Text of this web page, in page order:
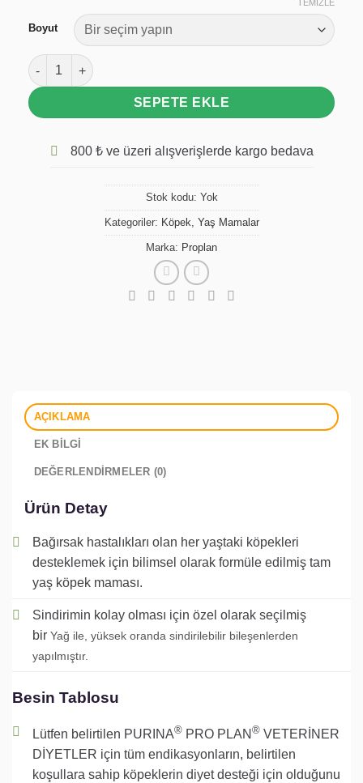
Boyut
TEMIZLE
​PURINA® PRO PLAN® VETERINARY DIETS Canine EN
SEPETE EKLE
800 ₺ ve üzeri alışverişlerde kargo bedava
Stok kodu: Yok
Kategoriler: Köpek, Yaş Mamalar
Marka: Proplan
AÇIKLAMA
EK BILGI
DEĞERLENDIRMELER (0)
Ürün Detay
Bağırsak hastalıkları olan her yaştaki köpekleri
desteklemek için bilimsel olarak formüle edilmiş tam
yaş köpek maması.
Sindirimin kolay olması için özel olarak seçilmiş
bir Yağ ile, yüksek oranda sindirilebilir bileşenlerden
yapılmıştır.
Besin Tablosu
Lütfen belirtilen PURINA® PRO PLAN ® VETERİNER
DİYETLER için tüm endikasyonların, belirtilen
koşullara sahip köpeklerin diyet desteği için olduğunu